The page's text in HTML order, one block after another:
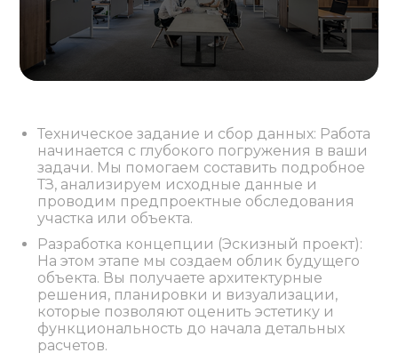
Техническое задание и сбор данных: Работа
начинается с глубокого погружения в ваши
задачи. Мы помогаем составить подробное
ТЗ, анализируем исходные данные и
проводим предпроектные обследования
участка или объекта.
Разработка концепции (Эскизный проект):
На этом этапе мы создаем облик будущего
объекта. Вы получаете архитектурные
решения, планировки и визуализации,
которые позволяют оценить эстетику и
функциональность до начала детальных
расчетов.